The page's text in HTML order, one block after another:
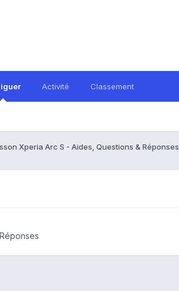
Activité Classement
Xperia Arc S - Aides, Questions & Réponses